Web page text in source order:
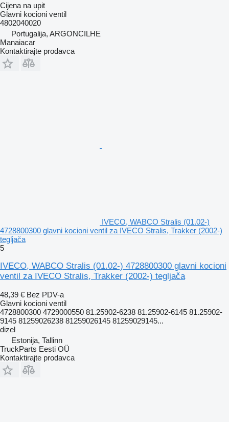
Cijena na upit
Glavni kocioni ventil
4802040020
Portugalija, ARGONCILHE
Manaiacar
Kontaktirajte prodavca
IVECO, WABCO Stralis (01.02-)
4728800300 glavni kocioni ventil za IVECO Stralis, Trakker (2002-)
tegljača
5
IVECO, WABCO Stralis (01.02-) 4728800300 glavni kocioni
ventil za IVECO Stralis, Trakker (2002-) tegljača
48,39 € Bez PDV-a
Glavni kocioni ventil
4728800300 4729000550 81.25902-6238 81.25902-6145 81.25902-
9145 81259026238 81259026145 81259029145...
dizel
Estonija, Tallinn
TruckParts Eesti OÜ
Kontaktirajte prodavca